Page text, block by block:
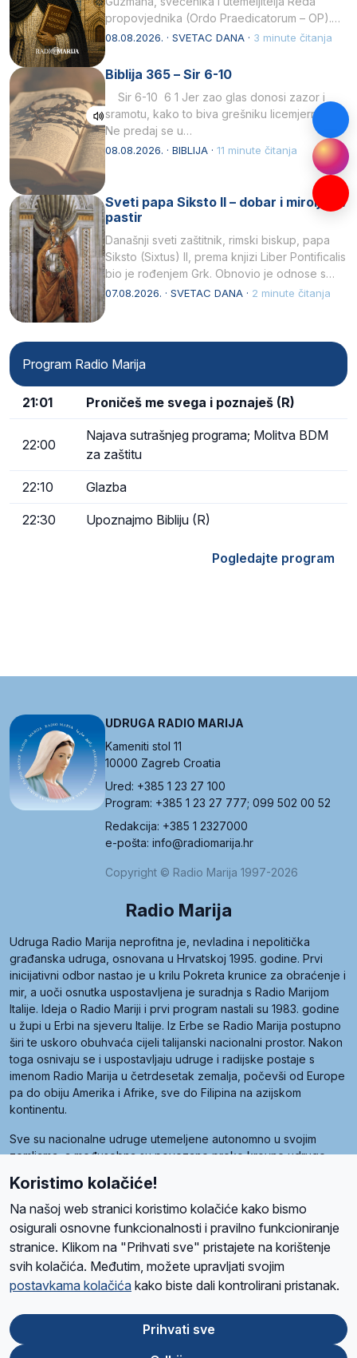
propovjednika (Ordo Praedicatorum – OP).
Svojim životom, dubokom ljubavlju prema
08.08.2026. · SVETAC DANA · 3 minute čitanja
Biblija 365 – Sir 6-10
Sir 6-10 6 1 Jer zao glas donosi zazor i
sramotu, kako to biva grešniku licemjernom.2
Ne predaj se u…
08.08.2026. · BIBLIJA · 11 minute čitanja
Sveti papa Siksto II – dobar i miroljubiv
pastir
Današnji sveti zaštitnik, rimski biskup, papa
Siksto (Sixtus) II, prema knjizi Liber Pontificalis
bio je rođenjem Grk. Obnovio je odnose s
afričkim…
07.08.2026. · SVETAC DANA · 2 minute čitanja
Program Radio Marija
21:01 Proničeš me svega i poznaješ (R)
22:00
Najava sutrašnjeg programa; Molitva BDM
za zaštitu
22:10 Glazba
22:30 Upoznajmo Bibliju (R)
Pogledajte program
UDRUGA RADIO MARIJA
Kameniti stol 11
10000 Zagreb Croatia
Ured: +385 1 23 27 100
Program: +385 1 23 27 777; 099 502 00 52
Redakcija: +385 1 2327000
e-pošta: info@radiomarija.hr
Copyright © Radio Marija 1997-2026
Radio Marija
Udruga Radio Marija neprofitna je, nevladina i nepolitička
građanska udruga, osnovana u Hrvatskoj 1995. godine. Prvi
inicijativni odbor nastao je u krilu Pokreta krunice za obraćenje i
mir, a uoči osnutka uspostavljena je suradnja s Radio Marijom
Italije. Ideja o Radio Mariji i prvi program nastali su 1983. godine
u župi u Erbi na sjeveru Italije. Iz Erbe se Radio Marija postupno
širi te uskoro obuhvaća cijeli talijanski nacionalni prostor. Nakon
toga osnivaju se i uspostavljaju udruge i radijske postaje s
imenom Radio Marija u četrdesetak zemalja, počevši od Europe
pa do obiju Amerika i Afrike, sve do Filipina na azijskom
kontinentu.
Sve su nacionalne udruge utemeljene autonomno u svojim
zemljama, a međusobna su povezane preko krovne udruge
pod nazivom Svjetska obitelj Radio Marije (World Family of
Radio Maria). Svjetsku obitelj utemeljilo je sedam članica, među
kojima je i hrvatska Udruga Radio Marija.
O namaRadio ProgramVolonteriPrijateljiKontaktPravila privatnosti
Ova stranica je zaštićena Google reCAPTCHA sustavom
Koristimo kolačiće!
Na našoj web stranici koristimo kolačiće kako bismo
osigurali osnovne funkcionalnosti i pravilno funkcioniranje
stranice. Klikom na "Prihvati sve" pristajete na korištenje
svih kolačića. Međutim, možete upravljati svojim
postavkama kolačića kako biste dali kontrolirani pristanak.
Prihvati sve